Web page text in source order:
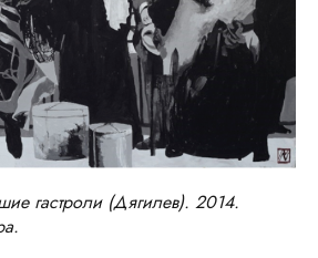
гастроли (Дягилев). 2014.